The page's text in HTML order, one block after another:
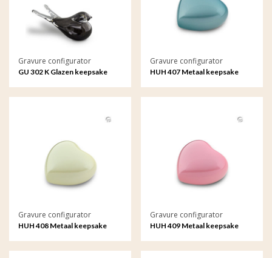
Gravure configurator
GU 302 K Glazen keepsake
Gravure configurator
HUH 407 Metaal keepsake
Gravure configurator
HUH 408 Metaal keepsake
Gravure configurator
HUH 409 Metaal keepsake